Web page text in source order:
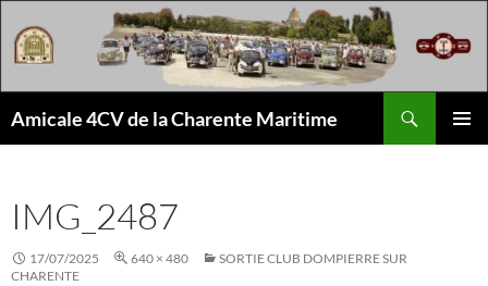
au
contenu
Amicale 4CV de la Charente Maritime
IMG_2487
17/07/2025 640 × 480
SORTIE CLUB DOMPIERRE SUR
CHARENTE